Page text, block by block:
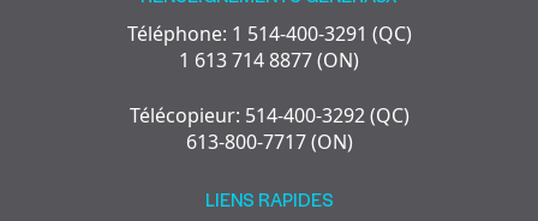
Téléphone: 1 514-400-3291 (QC)
1 613 714 8877 (ON)
Télécopieur: 514-400-3292 (QC)
613-800-7717 (ON)
LIENS RAPIDES